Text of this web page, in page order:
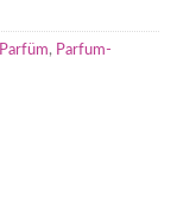
Parfüm, Parfum-